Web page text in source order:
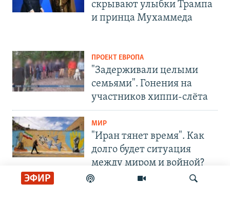
ЭФИР
скрывают улыбки Трампа
и принца Мухаммеда
ПРОЕКТ ЕВРОПА
"Задерживали целыми
семьями". Гонения на
участников хиппи-слёта
МИР
"Иран тянет время". Как
долго будет ситуация
между миром и войной?